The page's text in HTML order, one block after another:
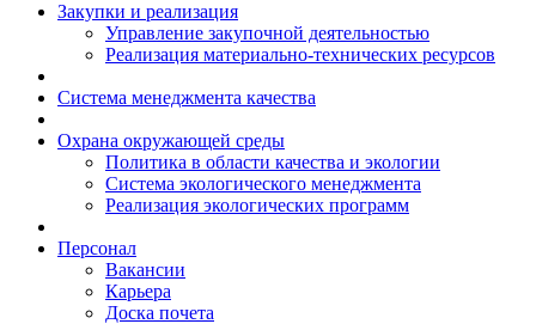
Закупки и реализация
Управление закупочной деятельностью
Реализация материально-технических ресурсов
Система менеджмента качества
Охрана окружающей среды
Политика в области качества и экологии
Система экологического менеджмента
Реализация экологических программ
Персонал
Вакансии
Карьера
Доска почета